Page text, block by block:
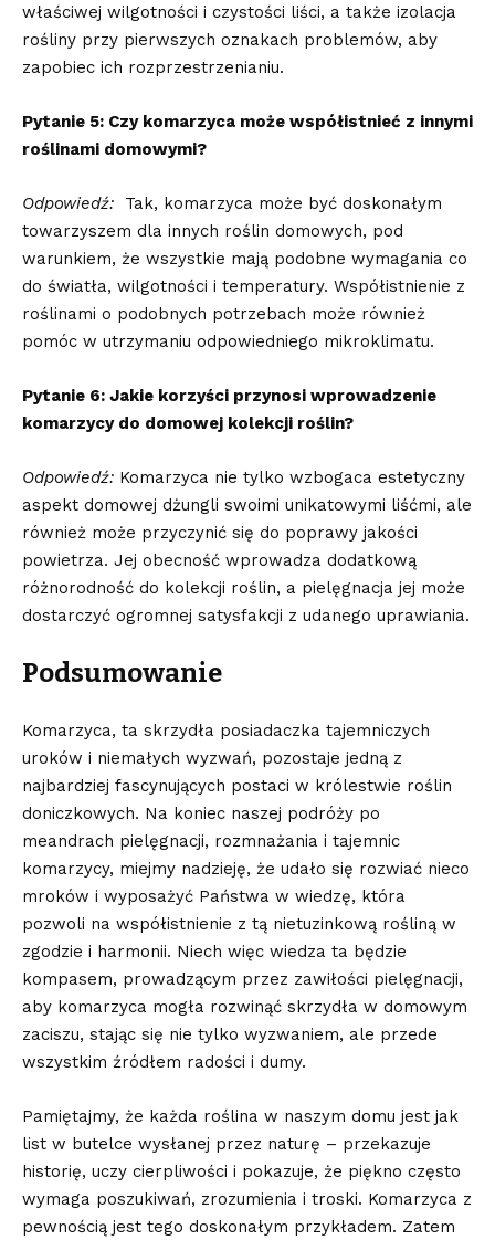
właściwej wilgotności ⁣i czystości liści, a także izolacja‍
rośliny przy pierwszych oznakach⁣ problemów, aby
zapobiec ⁢ich ​rozprzestrzenianiu.
Pytanie 5: ‌Czy komarzyca może współistnieć z innymi
roślinami​ domowymi?
Odpowiedź: ‌ Tak, ‌komarzyca może być doskonałym
towarzyszem dla innych roślin​ domowych, pod
warunkiem, że wszystkie mają podobne ​wymagania co​
do światła, wilgotności ‌i ​temperatury. Współistnienie z
roślinami o podobnych potrzebach może​ również
pomóc w utrzymaniu odpowiedniego mikroklimatu.
Pytanie‍ 6: Jakie korzyści przynosi ⁣wprowadzenie⁤
komarzycy do domowej kolekcji roślin?
Odpowiedź: Komarzyca nie tylko wzbogaca estetyczny
⁢aspekt domowej dżungli swoimi unikatowymi liśćmi, ale
również może przyczynić się⁢ do poprawy jakości
‌powietrza. Jej ⁤obecność wprowadza dodatkową⁣
różnorodność do⁢ kolekcji ⁢roślin, a pielęgnacja jej może
dostarczyć ogromnej satysfakcji z ‍udanego uprawiania.
Podsumowanie
Komarzyca, ta skrzydła posiadaczka tajemniczych
uroków i niemałych wyzwań, pozostaje jedną z
najbardziej fascynujących ⁤postaci w​ królestwie roślin
doniczkowych. Na koniec naszej podróży po
‍meandrach pielęgnacji, rozmnażania i⁤ tajemnic
komarzycy, miejmy ‍nadzieję, że udało się rozwiać nieco
mroków ⁣i wyposażyć Państwa w wiedzę, która
pozwoli na współistnienie z tą nietuzinkową rośliną w
zgodzie i harmonii. ⁣Niech więc wiedza ta będzie‍
kompasem, prowadzącym przez zawiłości pielęgnacji,
aby komarzyca mogła rozwinąć‍ skrzydła w domowym
zaciszu, stając⁣ się ​nie tylko wyzwaniem, ale przede
wszystkim ⁣źródłem radości i ⁢dumy.
Pamiętajmy, że każda roślina ⁢w naszym domu jest jak
list‍ w butelce wysłanej przez naturę‌ –‌ przekazuje
historię, uczy cierpliwości ​i pokazuje, że piękno często
wymaga poszukiwań, zrozumienia i troski.‍ Komarzyca z
pewnością jest tego ⁢doskonałym przykładem. Zatem‍